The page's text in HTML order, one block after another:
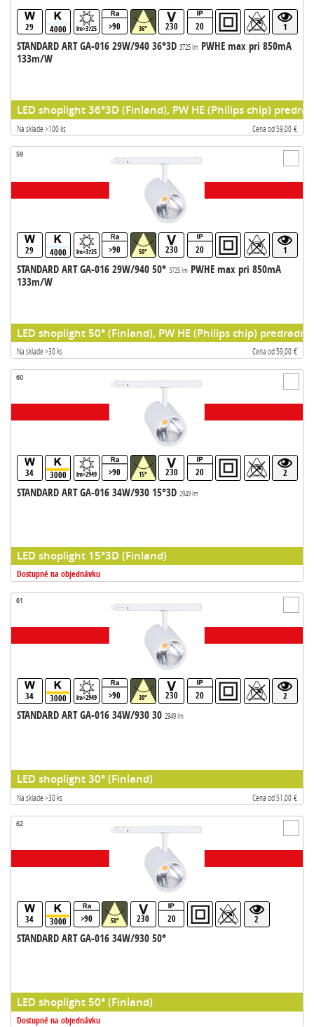
29 4000 lm>3725 >90 36° 230 20 1
STANDARD ART GA-016 29W/940 36°3D 3725 lmPWHE max pri 850mA
133m/W
LED shoplight 36°3D (Finland), PW HE (Philips chip)
Na sklade >100 ks Cena od 59,00 €
59
29 4000 lm>3725 >90 50° 230 20 1
STANDARD ART GA-016 29W/940 50° 3725 lmPWHE max pri 850mA
133m/W
LED shoplight 50° (Finland), PW HE (Philips chip)
Na sklade >30 ks Cena od 59,00 €
60
34 3000 lm>2949 >90 15° 230 20 2
STANDARD ART GA-016 34W/930 15°3D 2949 lm
LED shoplight 15°3D (Finland)
Dostupné na objednávku
61
34 3000 lm>2949 >90 30° 230 20 2
STANDARD ART GA-016 34W/930 30 2949 lm
LED shoplight 30° (Finland)
Na sklade >30 ks Cena od 51,00 €
62
34 3000 >90 50° 230 20 2
STANDARD ART GA-016 34W/930 50°
LED shoplight 50° (Finland)
Dostupné na objednávku